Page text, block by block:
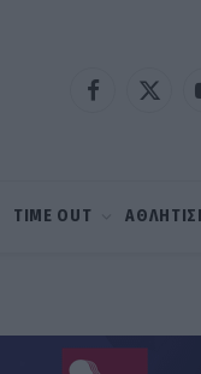
Facebook
X
TIME OUT